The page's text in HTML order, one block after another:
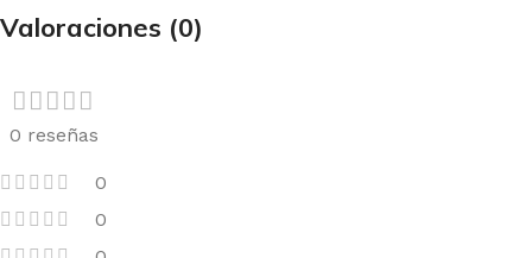
Valoraciones (0)
0 reseñas
0
0